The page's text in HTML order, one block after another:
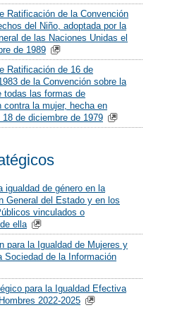
Ratificación de la Convención
del Niño, adoptada por la
de las Naciones Unidas el
de 1989
Ratificación de 16 de
de la Convención sobre la
todas las formas de
contra la mujer, hecha en
18 de diciembre de 1979
igualdad de género en la
General del Estado y en los
vinculados o
ella
para la Igualdad de Mujeres y
Sociedad de la Información
para la Igualdad Efectiva
2022-2025